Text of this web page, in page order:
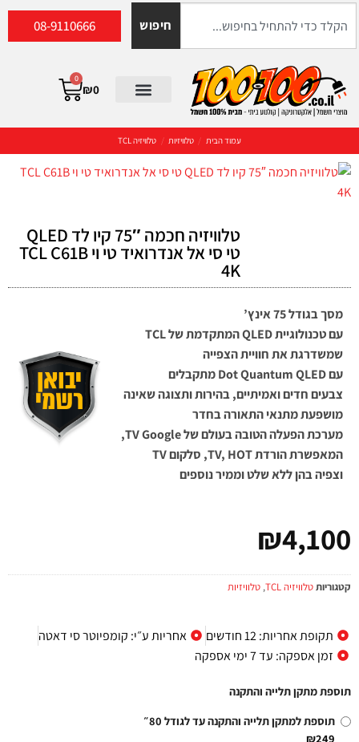
חיפוש 08-9110666
₪0
0
עמוד הבית / טלוויזיות / טלוויזיה TCL
טלוויזיה חכמה 75″ קיו לד QLED
טי סי אל אנדרואיד טי וי TCL C61B
4K
מסך בגודל 75 אינץ’
עם טכנולוגיית QLED המתקדמת של TCL
שמשדרגת את חוויית הצפייה
עם Dot Quantum QLED מתקבלים
צבעים חדים ואמיתיים, בהירות ותצוגה שאינה
מושפעת מתנאי התאורה בחדר
מערכת הפעלה הטובה בעולם של TV Google,
המאפשרת הורדת TV, HOT, סלקום TV
וצפיה בהן ללא שלט וממיר נוספים
₪4,100
קטגוריותטלוויזיה TCL , טלוויזיות
תקופת אחריות: 12 חודשים
אחריות ע״י: קומפיוטר סי דאטה
זמן אספקה: עד 7 ימי אספקה
תוספת מתקן תלייה והתקנה
תוספת למתקן תלייה והתקנה עד לגודל 80״
₪249